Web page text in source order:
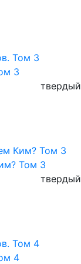
3
твердый
Том 3
твердый
4